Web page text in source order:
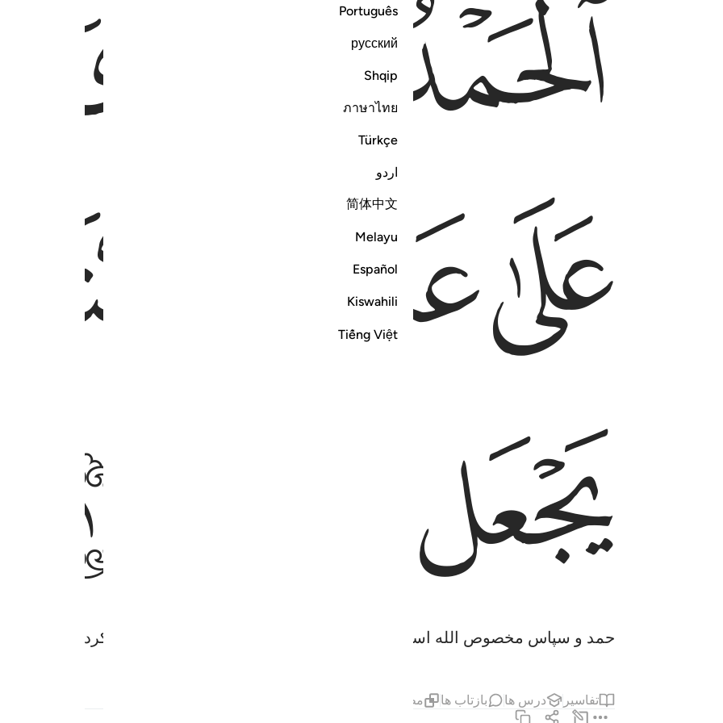
Português
русский
Shqip
ภาษาไทย
Türkçe
اردو
简体中文
Melayu
Español
Kiswahili
Tiếng Việt
ﲭﲮ ﲯ
ﲱﲲ
ﲵ
ﲹ
حمد و سپاس مخصوص الله است که بر بنده‌اش (محمد) کتاب (قرآن) را نازل کرد، و هیچ گونه
تفاسیر درس ها بازتاب ها مطالب مرتبط